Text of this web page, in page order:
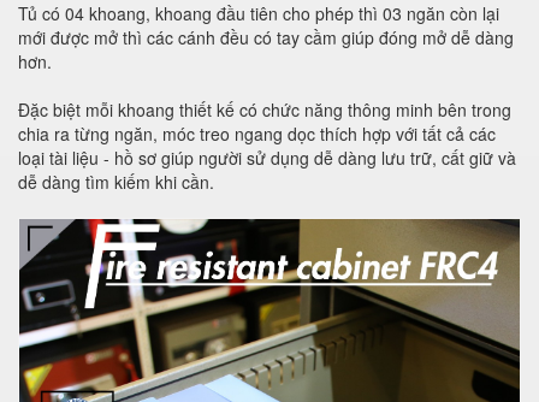
Tủ có 04 khoang, khoang đầu tiên cho phép thì 03 ngăn còn lại
mới được mở thì các cánh đều có tay cầm giúp đóng mở dễ dàng
hơn.
Đặc biệt mỗi khoang thiết kế có chức năng thông minh bên trong
chia ra từng ngăn, móc treo ngang dọc thích hợp với tất cả các
loại tài liệu - hồ sơ giúp người sử dụng dễ dàng lưu trữ, cất giữ và
dễ dàng tìm kiếm khi cần.